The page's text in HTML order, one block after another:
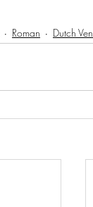
Roman Dutch